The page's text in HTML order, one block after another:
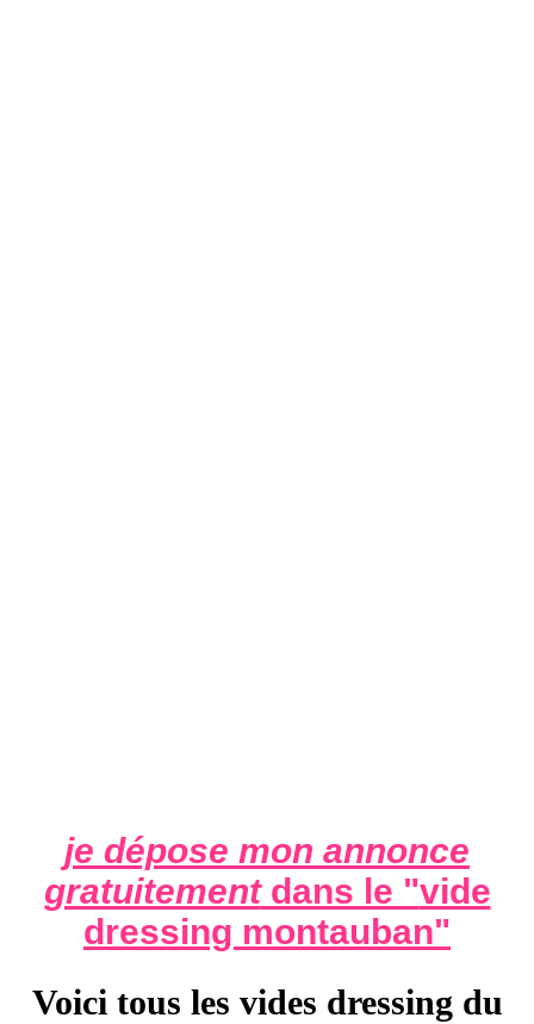
je dépose mon annonce
gratuitementdans le "vide
dressing montauban"
Voici tous les vides dressing du